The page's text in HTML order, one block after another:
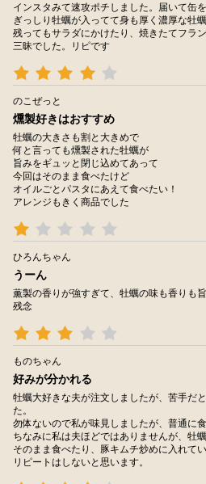
インスタみて速攻ポチしました。届いて缶
ぎっしり牡蠣が入ってて身も厚く濃厚な牡
残ってもサラダにかけたり、焼きたてフラ
三昧でした。リピです
のこぜっと
燻製好きはおすすめ
牡蠣の大きさも割と大きめで
何と言っても燻製された牡蠣が
旨みをギュッと閉じ込めてあって
今回はそのまま食べたけど
オイルごとパスタにあえて食べたい！
アレンジもきく商品でした
ひろんちゃん
うーん
薫製の香りが強すぎて、牡蠣の味も香りも旨
残念
ものちゃん
好みが分かれる
牡蠣大好きな夫が注文しましたが、苦手だ
た。
勿体ないので私が味見しましたが、普通に食
ちなみに私は夫ほどではありませんが、牡蠣
そのまま食べたり、豚キムチ炒めに入れてい
リピートはしないと思います。